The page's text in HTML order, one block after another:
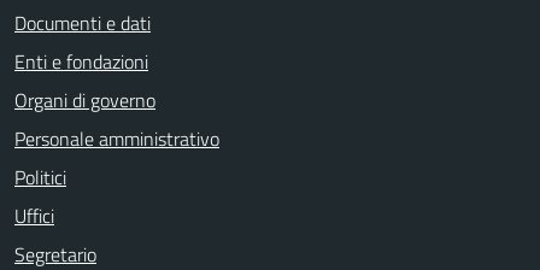
Documenti e dati
Enti e fondazioni
Organi di governo
Personale amministrativo
Politici
Uffici
Segretario